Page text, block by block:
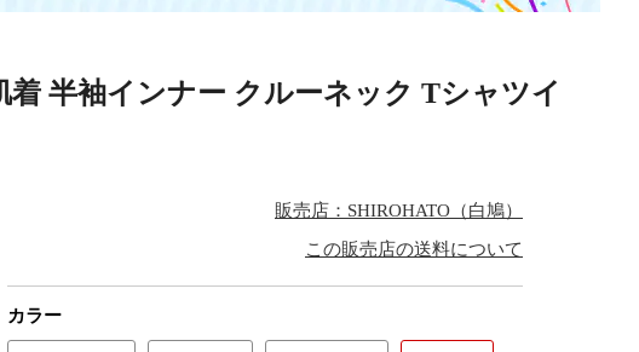
半袖インナー クルーネック Tシャツイ
販売店：SHIROHATO（白鳩）
この販売店の送料について
カラー